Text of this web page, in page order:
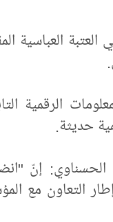
العباسية
الرقمية
حديثة.
إنّ
التعاون مع